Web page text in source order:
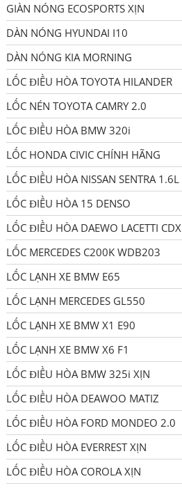
GIÀN NÓNG ECOSPORTS XỊN
DÀN NÓNG HYUNDAI I10
DÀN NÓNG KIA MORNING
LỐC ĐIỀU HÒA TOYOTA HILANDER
LỐC NÉN TOYOTA CAMRY 2.0
LỐC ĐIỀU HÒA BMW 320i
LỐC HONDA CIVIC CHÍNH HÃNG
LỐC ĐIỀU HÒA NISSAN SENTRA 1.6L
LỐC ĐIỀU HÒA 15 DENSO
LỐC ĐIỀU HÒA DAEWO LACETTI CDX
LỐC MERCEDES C200K WDB203
LỐC LẠNH XE BMW E65
LỐC LẠNH MERCEDES GL550
LỐC LẠNH XE BMW X1 E90
LỐC LẠNH XE BMW X6 F1
LỐC ĐIỀU HÒA BMW 325i XỊN
LỐC ĐIỀU HÒA DEAWOO MATIZ
LỐC ĐIỀU HÒA FORD MONDEO 2.0
LỐC ĐIỀU HÒA EVERREST XỊN
LỐC ĐIỀU HÒA COROLA XỊN